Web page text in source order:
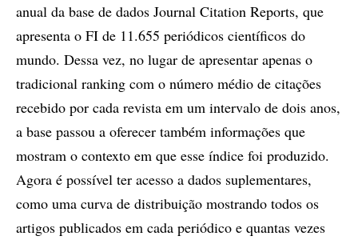
anual da base de dados Journal Citation Reports, que
apresenta o FI de 11.655 periódicos científicos do
mundo. Dessa vez, no lugar de apresentar apenas o
tradicional ranking com o número médio de citações
recebido por cada revista em um intervalo de dois anos,
a base passou a oferecer também informações que
mostram o contexto em que esse índice foi produzido.
Agora é possível ter acesso a dados suplementares,
como uma curva de distribuição mostrando todos os
artigos publicados em cada periódico e quantas vezes